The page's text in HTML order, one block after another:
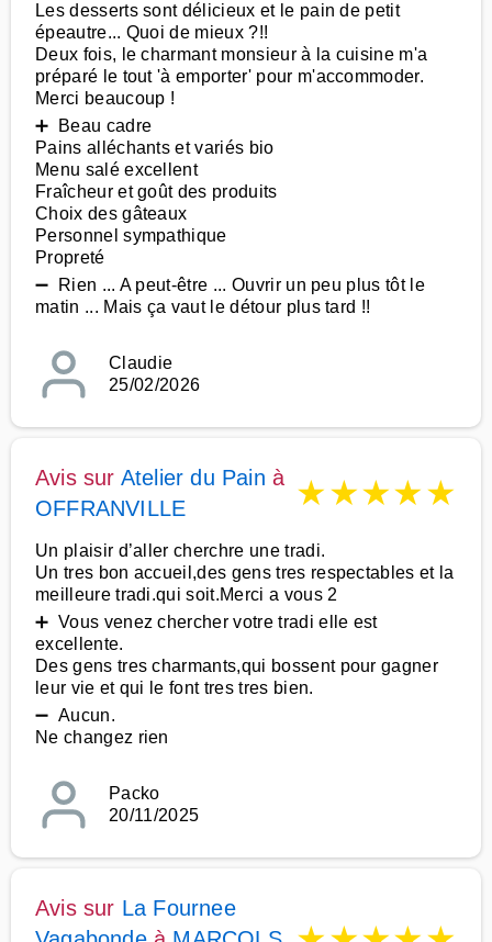
Les desserts sont délicieux et le pain de petit
épeautre... Quoi de mieux ?!!
Deux fois, le charmant monsieur à la cuisine m'a
préparé le tout 'à emporter' pour m'accommoder.
Merci beaucoup !
➕ Beau cadre
Pains alléchants et variés bio
Menu salé excellent
Fraîcheur et goût des produits
Choix des gâteaux
Personnel sympathique
Propreté
➖ Rien ... A peut-être ... Ouvrir un peu plus tôt le
matin ... Mais ça vaut le détour plus tard !!
Claudie
25/02/2026
Avis sur Atelier du Pain à
OFFRANVILLE
★★★★★
Un plaisir d’aller cherchre une tradi.
Un tres bon accueil,des gens tres respectables et la
meilleure tradi.qui soit.Merci a vous 2
➕ Vous venez chercher votre tradi elle est
excellente.
Des gens tres charmants,qui bossent pour gagner
leur vie et qui le font tres tres bien.
➖ Aucun.
Ne changez rien
Packo
20/11/2025
Avis sur La Fournee